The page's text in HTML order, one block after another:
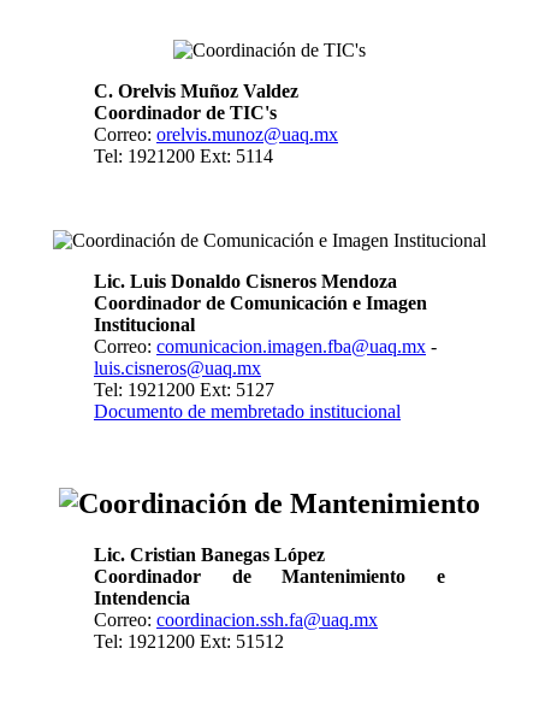
C. Orelvis Muñoz Valdez
Coordinador de TIC's
Correo: orelvis.munoz@uaq.mx
Tel: 1921200 Ext: 5114
Lic. Luis Donaldo Cisneros Mendoza
Coordinador de Comunicación e Imagen
Institucional
Correo: comunicacion.imagen.fba@uaq.mx -
luis.cisneros@uaq.mx
Tel: 1921200 Ext: 5127
Documento de membretado institucional
Lic. Cristian Banegas López
Coordinador de Mantenimiento e
Intendencia
Correo: coordinacion.ssh.fa@uaq.mx
Tel: 1921200 Ext: 51512